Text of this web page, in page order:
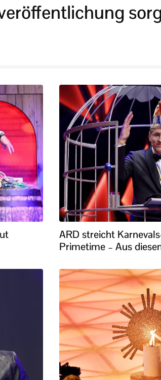
ARD streicht
Primetime – Aus